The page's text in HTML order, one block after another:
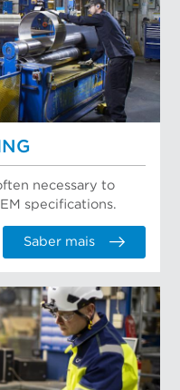
necessary to
specifications.
Saber mais